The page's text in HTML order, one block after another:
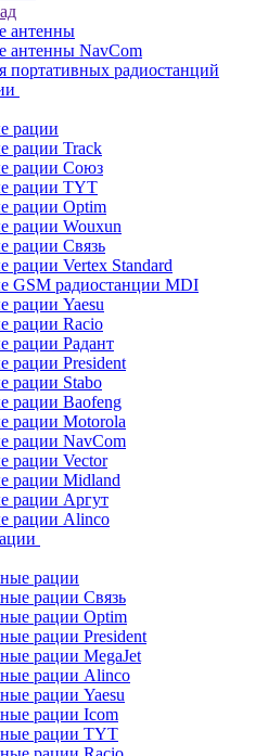
антенны
антенны NavCom
портативных радиостанций
рации
рации Track
рации Союз
рации TYT
рации Optim
рации Wouxun
рации Связь
рации Vertex Standard
GSM радиостанции MDI
рации Yaesu
рации Racio
рации Радант
рации President
рации Stabo
рации Baofeng
рации Motorola
рации NavCom
рации Vector
рации Midland
рации Аргут
рации Alinco
рации
рации Связь
рации Optim
рации President
рации MegaJet
рации Alinco
рации Yaesu
рации Icom
рации TYT